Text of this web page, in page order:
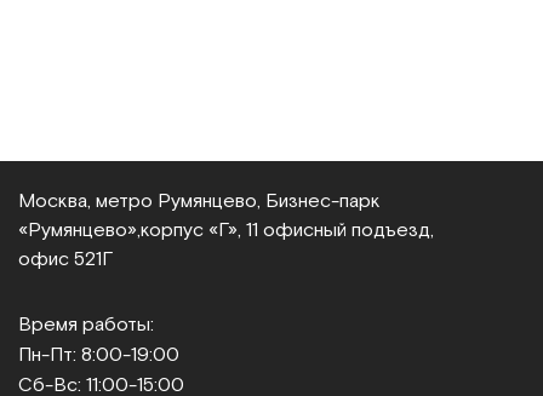
Москва, метро Румянцево, Бизнес‑парк
«Румянцево», корпус «Г», 11 офисный подъезд,
офис 521Г
Время работы:
Пн-Пт: 8:00-19:00
Сб-Вс: 11:00-15:00